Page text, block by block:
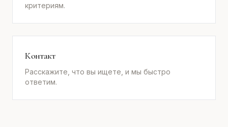
критериям.
Контакт
Расскажите, что вы ищете, и мы быстро
ответим.